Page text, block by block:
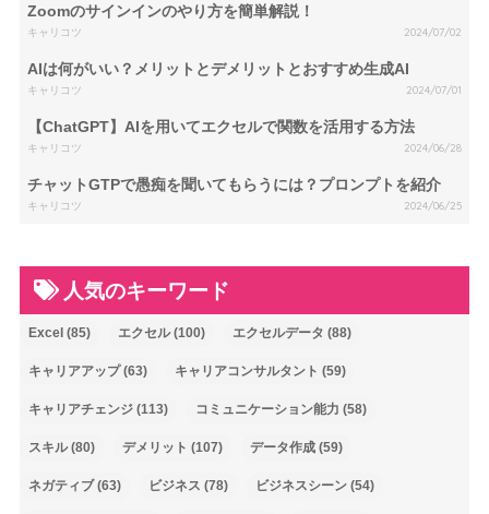
Zoomのサインインのやり方を簡単解説！
キャリコツ 2024/07/02
AIは何がいい？メリットとデメリットとおすすめ生成AI
キャリコツ 2024/07/01
【ChatGPT】AIを用いてエクセルで関数を活用する方法
キャリコツ 2024/06/28
チャットGTPで愚痴を聞いてもらうには？プロンプトを紹介
キャリコツ 2024/06/25
人気のキーワード
Excel(85) エクセル(100) エクセルデータ (88)
キャリアアップ(63) キャリアコンサルタント (59)
キャリアチェンジ(113) コミュニケーション能力 (58)
スキル(80) デメリット (107) データ作成(59)
ネガティブ(63) ビジネス (78) ビジネスシーン(54)